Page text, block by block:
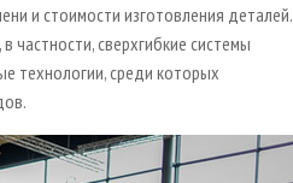
и стоимости изготовления деталей.
в частности, сверхгибкие системы
технологии, среди которых